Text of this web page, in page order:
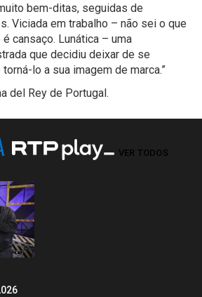
bem-ditas, seguidas de
Viciada em trabalho – não sei o que
cansaço. Lunática – uma
que decidiu deixar de se
lo a sua imagem de marca.”
del Rey de Portugal.
VER TODOS